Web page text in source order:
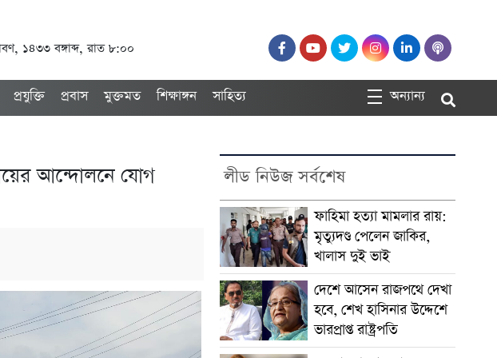
১৪৩৩ বঙ্গাব্দ, রাত ৮:০০
প্রযুক্তি প্রবাস মুক্তমত শিক্ষাঙ্গন সাহিত্য অন্যান্য
আন্দোলনে যোগ
লীড নিউজ সর্বশেষ
ফাহিমা হত্যা মামলার রায়:
মৃত্যুদণ্ড পেলেন জাকির,
খালাস দুই ভাই
দেশে আসেন রাজপথে দেখা
হবে, শেখ হাসিনার উদ্দেশে
ভারপ্রাপ্ত রাষ্ট্রপতি